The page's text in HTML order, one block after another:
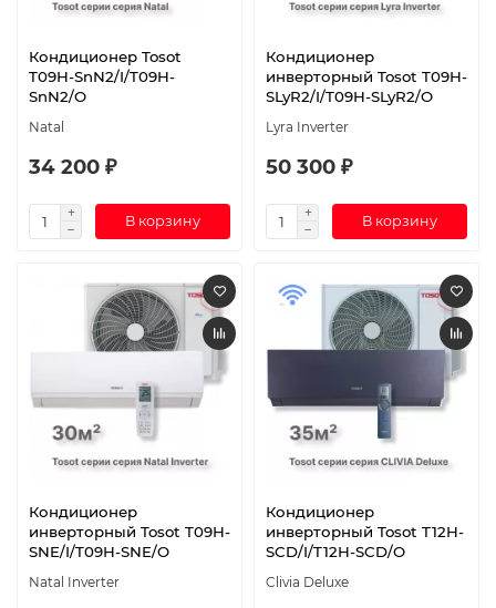
Кондиционер Tosot
T09H-SnN2/I/T09H-
SnN2/O
Natal
34 200 ₽
В корзину
Кондиционер
инверторный Tosot T09H-
SLyR2/I/T09H-SLyR2/O
Lyra Inverter
50 300 ₽
В корзину
Кондиционер
инверторный Tosot T09H-
SNE/I/T09H-SNE/O
Natal Inverter
Кондиционер
инверторный Tosot T12H-
SCD/I/T12H-SCD/O
Clivia Deluxe